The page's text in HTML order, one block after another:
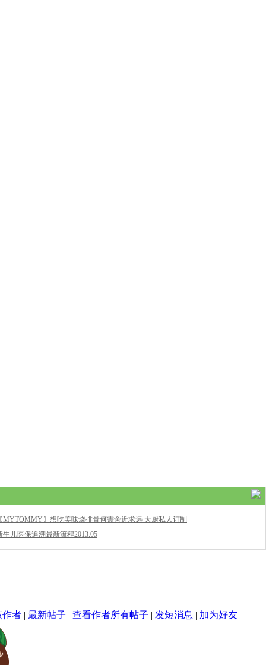
MYTOMMY】想吃美味烧排骨何需舍近求远 大厨私人订制
YUMMY!
生儿医保追溯最新流程2013.05
作者 | 最新帖子 | 查看作者所有帖子 | 发短消息 | 加为好友